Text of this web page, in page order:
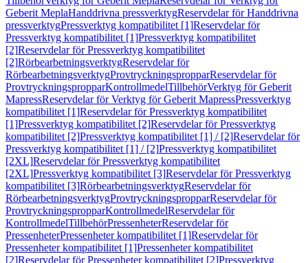
Geberit MeplaHanddrivna pressverktygReservdelar för Handdrivna
pressverktygPressverktyg kompatibilitet [1]Reservdelar för
Pressverktyg kompatibilitet [1]Pressverktyg kompatibilitet
[2]Reservdelar för Pressverktyg kompatibilitet
[2]RörbearbetningsverktygReservdelar för
RörbearbetningsverktygProvtryckningspropparReservdelar för
ProvtryckningspropparKontrollmedelTillbehörVerktyg för Geberit
MapressReservdelar för Verktyg för Geberit MapressPressverktyg
kompatibilitet [1]Reservdelar för Pressverktyg kompatibilitet
[1]Pressverktyg kompatibilitet [2]Reservdelar för Pressverktyg
kompatibilitet [2]Pressverktyg kompatibilitet [1] / [2]Reservdelar för
Pressverktyg kompatibilitet [1] / [2]Pressverktyg kompatibilitet
[2XL]Reservdelar för Pressverktyg kompatibilitet
[2XL]Pressverktyg kompatibilitet [3]Reservdelar för Pressverktyg
kompatibilitet [3]RörbearbetningsverktygReservdelar för
RörbearbetningsverktygProvtryckningspropparReservdelar för
ProvtryckningspropparKontrollmedelReservdelar för
KontrollmedelTillbehörPressenheterReservdelar för
PressenheterPressenheter kompatibilitet [1]Reservdelar för
Pressenheter kompatibilitet [1]Pressenheter kompatibilitet
[2]Reservdelar för Pressenheter kompatibilitet [2]Pressverktyg